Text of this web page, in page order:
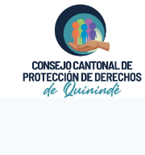
contenido